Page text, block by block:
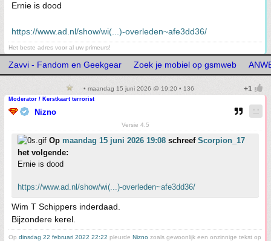
Ernie is dood
https://www.ad.nl/show/wi(...)-overleden~afe3dd36/
Het beste adres voor al uw primeurs!
Zavvi - Fandom en Geekgear Zoek je mobiel op gsmweb
• maandag 15 juni 2026 @ 19:20 • 136
Moderator / Kerstkaart terrorist
Nizno
Versie 4.5
Op maandag 15 juni 2026 19:08 schreef Scorpion_17
het volgende:
Ernie is dood
https://www.ad.nl/show/wi(...)-overleden~afe3dd36/
Wim T Schippers inderdaad.
Bijzondere kerel.
Op dinsdag 22 februari 2022 22:22 pleurde Nizno zoals gewoonlijk een onzinnige tekst op